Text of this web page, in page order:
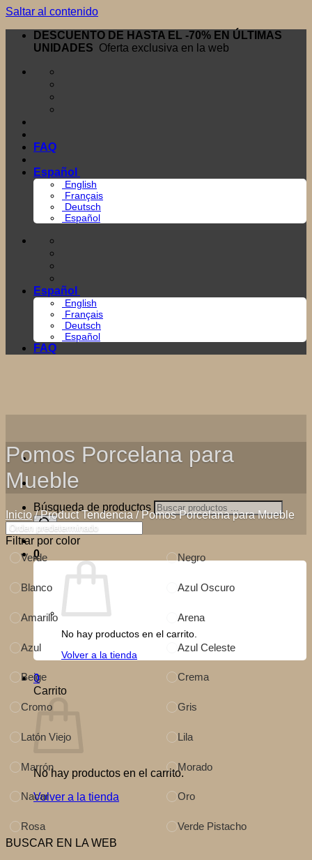
Saltar al contenido
DESCUENTO DE HASTA EL -70% EN ÚLTIMAS
UNIDADES Oferta exclusiva en la web
FAQ
Español
English
Français
Deutsch
Español
Español
English
Français
Deutsch
Español
FAQ
Búsqueda de productos
0
No hay productos en el carrito.
Volver a la tienda
0
Carrito
No hay productos en el carrito.
Volver a la tienda
Pomos Porcelana para
Mueble
Inicio /Product Tendencia/Pomos Porcelana para Mueble
Filtrar por color
Verde
Negro
Blanco Azul Oscuro
Amarillo Arena
Azul Azul Celeste
Beige Crema
Cromo Gris
Latón Viejo Lila
Marrón Morado
Nacar Oro
Rosa
Verde Pistacho
BUSCAR EN LA WEB